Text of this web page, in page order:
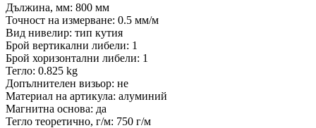
Дължина, мм: 800 мм
Точност на измерване: 0.5 мм/м
Вид нивелир: тип кутия
Брой вертикални либели: 1
Брой хоризонтални либели: 1
Тегло: 0.825 kg
Допълнителен визьор: не
Материал на артикула: алуминий
Магнитна основа: да
Тегло теоретично, г/м: 750 г/м